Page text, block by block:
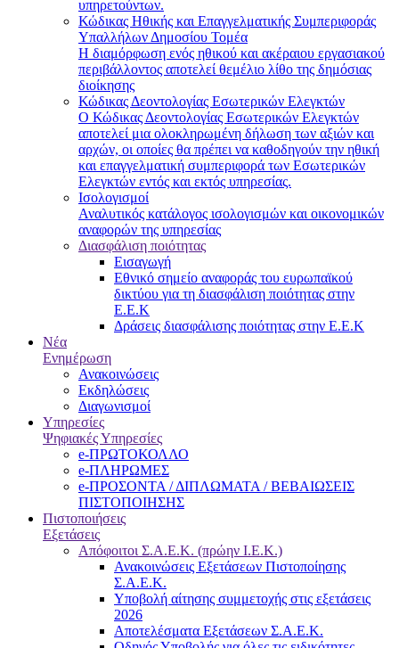
υπηρετούντων.
Κώδικας Ηθικής και Επαγγελματικής Συμπεριφοράς
Υπαλλήλων Δημοσίου Τομέα
Η διαμόρφωση ενός ηθικού και ακέραιου εργασιακού
περιβάλλοντος αποτελεί θεμέλιο λίθο της δημόσιας
διοίκησης
Κώδικας Δεοντολογίας Εσωτερικών Ελεγκτών
Ο Κώδικας Δεοντολογίας Εσωτερικών Ελεγκτών
αποτελεί μια ολοκληρωμένη δήλωση των αξιών και
αρχών, οι οποίες θα πρέπει να καθοδηγούν την ηθική
και επαγγελματική συμπεριφορά των Εσωτερικών
Ελεγκτών εντός και εκτός υπηρεσίας.
Ισολογισμοί
Αναλυτικός κατάλογος ισολογισμών και οικονομικών
αναφορών της υπηρεσίας
Διασφάλιση ποιότητας
Εισαγωγή
Εθνικό σημείο αναφοράς του ευρωπαϊκού
δικτύου για τη διασφάλιση ποιότητας στην
Ε.Ε.Κ
Δράσεις διασφάλισης ποιότητας στην Ε.Ε.Κ
Νέα
Ενημέρωση
Ανακοινώσεις
Εκδηλώσεις
Διαγωνισμοί
Υπηρεσίες
Ψηφιακές Υπηρεσίες
e-ΠΡΩΤΟΚΟΛΛΟ
e-ΠΛΗΡΩΜΕΣ
e-ΠΡΟΣΟΝΤΑ / ΔΙΠΛΩΜΑΤΑ / ΒΕΒΑΙΩΣΕΙΣ
ΠΙΣΤΟΠΟΙΗΣΗΣ
Πιστοποιήσεις
Εξετάσεις
Απόφοιτοι Σ.Α.Ε.Κ. (πρώην Ι.Ε.Κ.)
Ανακοινώσεις Εξετάσεων Πιστοποίησης
Σ.Α.Ε.Κ.
Υποβολή αίτησης συμμετοχής στις εξετάσεις
2026
Αποτελέσματα Εξετάσεων Σ.Α.Ε.Κ.